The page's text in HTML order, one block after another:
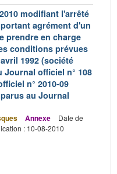
modifiant l'arrêté
agrément d'un
prendre en charge
conditions prévues
1992 (société
Journal officiel n° 108
n° 2010-09
au Journal
Annexe
Date de
: 10-08-2010